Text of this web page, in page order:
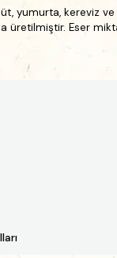
yumurta, kereviz
üretilmiştir. Eser